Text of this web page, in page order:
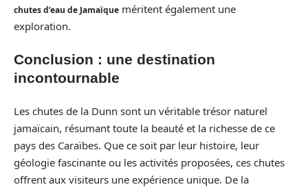
chutes d’eau de Jamaïque méritent également une
exploration.
Conclusion : une destination
incontournable
Les chutes de la Dunn sont un véritable trésor naturel
jamaïcain, résumant toute la beauté et la richesse de ce
pays des Caraïbes. Que ce soit par leur histoire, leur
géologie fascinante ou les activités proposées, ces chutes
offrent aux visiteurs une expérience unique. De la